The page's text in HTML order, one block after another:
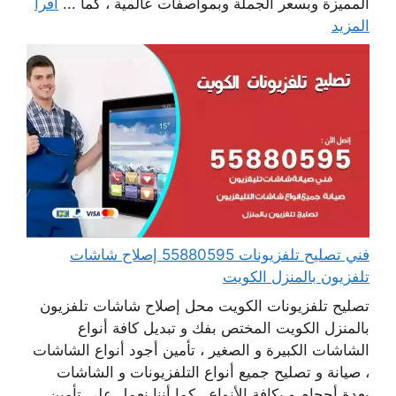
المزيد
فني تصليح تلفزيونات 55880595 إصلاح شاشات
تلفزيون بالمنزل الكويت
تصليح تلفزيونات الكويت محل إصلاح شاشات تلفزيون
بالمنزل الكويت المختص بفك و تبديل كافة أنواع
الشاشات الكبيرة و الصغير ، تأمين أجود أنواع الشاشات
، صيانة و تصليح جميع أنواع التلفزيونات و الشاشات